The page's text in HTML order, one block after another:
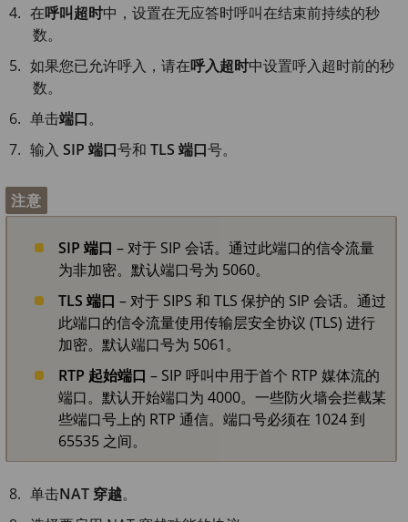
在呼叫超时中，设置在无应答时呼叫在结束前持续的秒
数。
如果您已允许呼入，请在呼入超时中设置呼入超时前的秒
数。
单击端口。
输入SIP 端口号和TLS 端口号。
注意
SIP 端口 – 对于 SIP 会话。通过此端口的信令流量
为非加密。默认端口号为 5060。
TLS 端口 – 对于 SIPS 和 TLS 保护的 SIP 会话。通过
此端口的信令流量使用传输层安全协议 (TLS) 进行
加密。默认端口号为 5061。
RTP 起始端口 – SIP 呼叫中用于首个 RTP 媒体流的
端口。默认开始端口为 4000。一些防火墙会拦截某
些端口号上的 RTP 通信。端口号必须在 1024 到
65535 之间。
单击NAT 穿越。